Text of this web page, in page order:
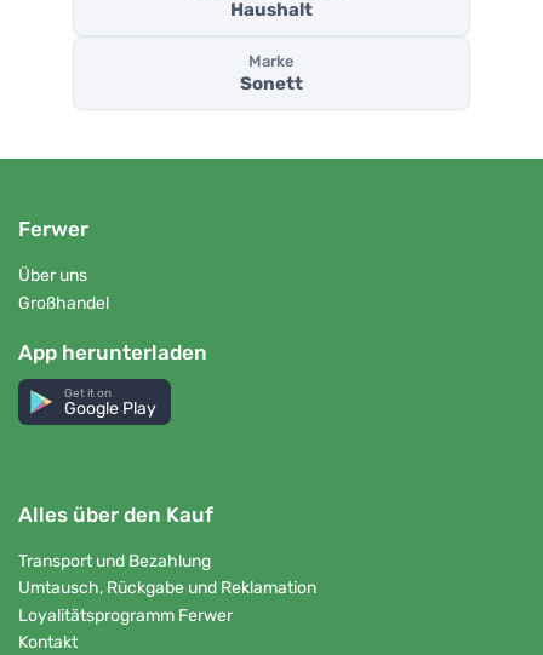
Haushalt
Marke
Sonett
Ferwer
Über uns
Großhandel
App herunterladen
Get it on
Google Play
Alles über den Kauf
Transport und Bezahlung
Umtausch, Rückgabe und Reklamation
Loyalitätsprogramm Ferwer
Kontakt